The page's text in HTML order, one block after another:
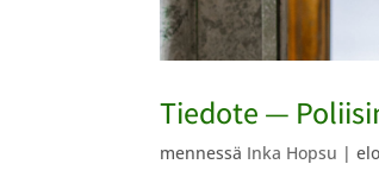
Tiedote —
mennessä Inka Hopsu |